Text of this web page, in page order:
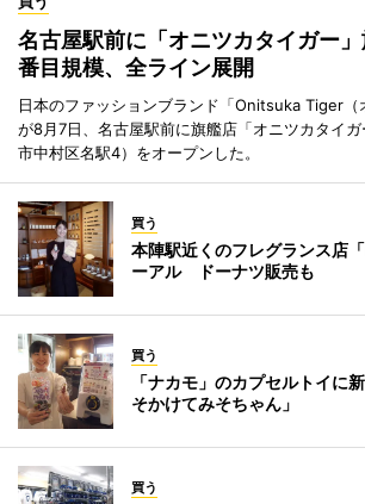
名古屋駅前に「オニツカタイガー
番目規模、全ライン展開
日本のファッションブランド「Onitsuka Tiger（
が8月7日、名古屋駅前に旗艦店「オニツカタイ
市中村区名駅4）をオープンした。
買う
本陣駅近くのフレグランス店
ーアル ドーナツ販売も
買う
「ナカモ」のカプセルトイ
そかけてみそちゃん」
買う